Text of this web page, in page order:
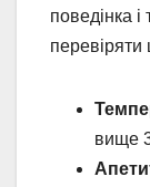
поведінка
перевіряти
вище